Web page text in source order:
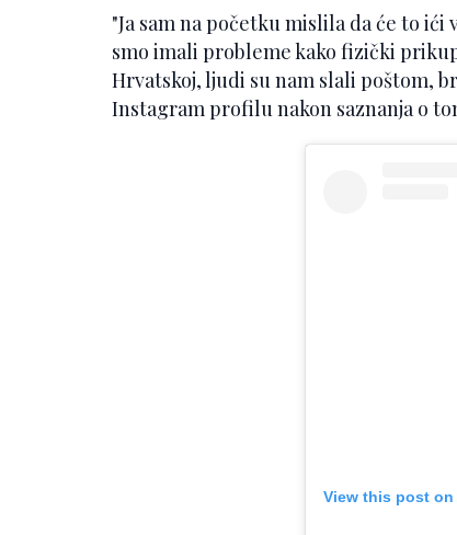
"Ja sam na početku mislila da će to
smo imali probleme kako fizički
Hrvatskoj, ljudi su nam slali poštom,
Instagram profilu nakon saznanja o
View this post on